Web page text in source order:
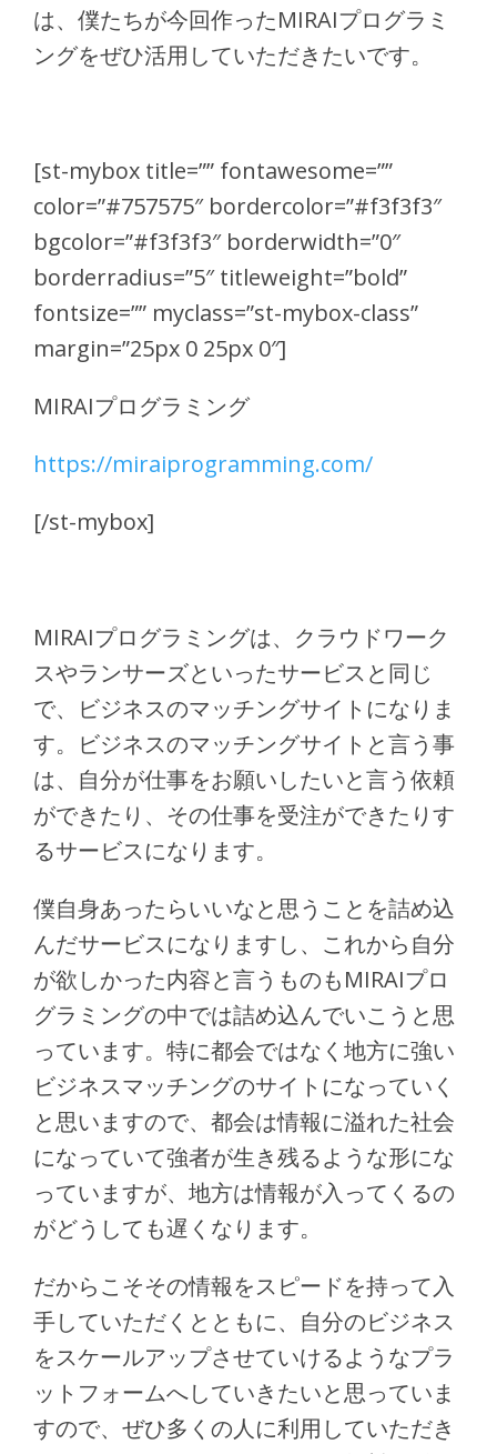
は、僕たちが今回作ったMIRAIプログラミ
ングをぜひ活用していただきたいです。
[st-mybox title=”” fontawesome=””
color=”#757575″ bordercolor=”#f3f3f3″
bgcolor=”#f3f3f3″ borderwidth=”0″
borderradius=”5″ titleweight=”bold”
fontsize=”” myclass=”st-mybox-class”
margin=”25px 0 25px 0″]
MIRAIプログラミング
https://miraiprogramming.com/
[/st-mybox]
MIRAIプログラミングは、クラウドワーク
スやランサーズといったサービスと同じ
で、ビジネスのマッチングサイトになりま
す。ビジネスのマッチングサイトと言う事
は、自分が仕事をお願いしたいと言う依頼
ができたり、その仕事を受注ができたりす
るサービスになります。
僕自身あったらいいなと思うことを詰め込
んだサービスになりますし、これから自分
が欲しかった内容と言うものもMIRAIプロ
グラミングの中では詰め込んでいこうと思
っています。特に都会ではなく地方に強い
ビジネスマッチングのサイトになっていく
と思いますので、都会は情報に溢れた社会
になっていて強者が生き残るような形にな
っていますが、地方は情報が入ってくるの
がどうしても遅くなります。
だからこそその情報をスピードを持って入
手していただくとともに、自分のビジネス
をスケールアップさせていけるようなプラ
ットフォームへしていきたいと思っていま
すので、ぜひ多くの人に利用していただき